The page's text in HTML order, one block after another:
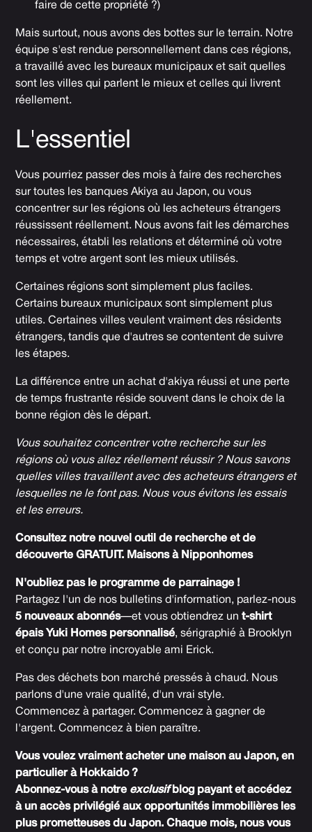
faire de cette propriété ?)
Mais surtout, nous avons des bottes sur le terrain. Notre
équipe s'est rendue personnellement dans ces régions,
a travaillé avec les bureaux municipaux et sait quelles
sont les villes qui parlent le mieux et celles qui livrent
réellement.
L'essentiel
Vous pourriez passer des mois à faire des recherches
sur toutes les banques Akiya au Japon, ou vous
concentrer sur les régions où les acheteurs étrangers
réussissent réellement. Nous avons fait les démarches
nécessaires, établi les relations et déterminé où votre
temps et votre argent sont les mieux utilisés.
Certaines régions sont simplement plus faciles.
Certains bureaux municipaux sont simplement plus
utiles. Certaines villes veulent vraiment des résidents
étrangers, tandis que d'autres se contentent de suivre
les étapes.
La différence entre un achat d'akiya réussi et une perte
de temps frustrante réside souvent dans le choix de la
bonne région dès le départ.
Vous souhaitez concentrer votre recherche sur les
régions où vous allez réellement réussir ? Nous savons
quelles villes travaillent avec des acheteurs étrangers et
lesquelles ne le font pas. Nous vous évitons les essais
et les erreurs.
Consultez notre nouvel outil de recherche et de
découverte GRATUIT. Maisons à Nipponhomes
N'oubliez pas le programme de parrainage !
Partagez l'un de nos bulletins d'information, parlez-nous
5 nouveaux abonnés—et vous obtiendrez unt-shirt
épais Yuki Homes personnalisé, sérigraphié à Brooklyn
et conçu par notre incroyable ami Erick.
Pas des déchets bon marché pressés à chaud. Nous
parlons d'une vraie qualité, d'un vrai style.
Commencez à partager. Commencez à gagner de
l'argent. Commencez à bien paraître.
Vous voulez vraiment acheter une maison au Japon, en
particulier à Hokkaido ?
Abonnez-vous à notre exclusifblog payant et accédez
à un accès privilégié aux opportunités immobilières les
plus prometteuses du Japon. Chaque mois, nous vous